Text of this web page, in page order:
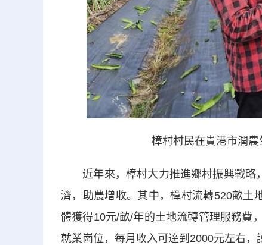
樟村村民在貴港市潤農
近年來，樟村大力推進鄉村振興戰略
濟，助農增收。其中，樟村流轉520畝土
體獲得10元/畝/年的土地流轉管理服務費
就業崗位，每月收入可達到2000元左右，